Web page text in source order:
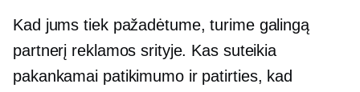
Kad jums tiek pažadėtume, turime galingą
partnerį reklamos srityje. Kas suteikia
pakankamai patikimumo ir patirties, kad